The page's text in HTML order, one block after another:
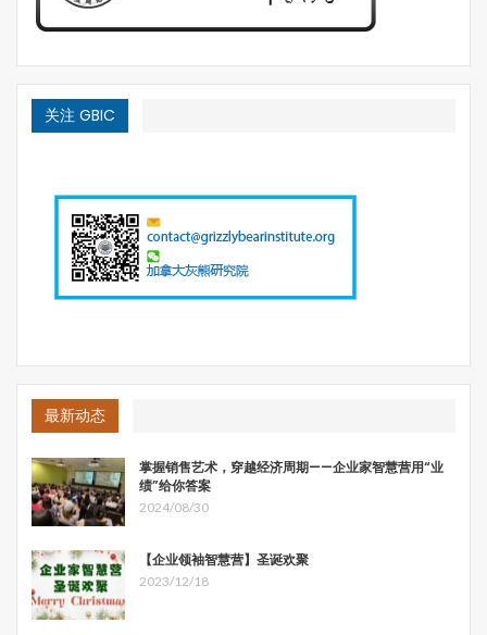
在农村这边则从美丽乡村到乡创综合体，从原来的三农建
设，到改善农村的基础设施，也是在增强乡村吸纳人口的能
力。但是产业毕竟需要一定的聚集效应。
所以特色小镇在这个基础上被提出来。对于他有三个基本的
认知：其一特色小镇是现代化进程中土地经营者就业转换的
在田园之中，同时又与城市有着产业的关联，所以是打通城
乡二元的节点；其三特色小镇是打通国内与国际资源的场
所。今天的世界是网络化的开放式的，不是通过行政式的，
通过上级县、市再与国外关联，而是直接通过关键的人和资
所以从这个意义上，特色小镇的逻辑是中国在城市化进程
中，在全球产业格局发生转变的背景下，想要来解决就业和
产业升级问题的举措。理解了这一点，就能够理解特色小镇
二、特色小镇的动力
上面说了特色小镇发展的目标，那么动力何在？城镇化的动
力何在？相比起来特色小镇的动力有什么样的变化？
关注 GBIC
最新动态
掌握销售艺术，穿越经济周期——企业家智慧营用“业
绩”给你答案
2024/08/30
【企业领袖智慧营】圣诞欢聚
2023/12/18